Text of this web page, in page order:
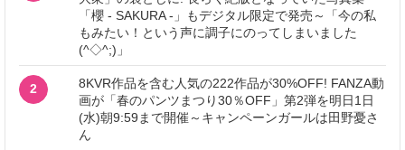
「櫻 - SAKURA -」もデジタル限定で発売～「今の私
もみたい！という声に調子にのってしまいました
(^◇^;)」
2
8KVR作品を含む人気の222作品が30%OFF! FANZA動
画が「春のパンツまつり30％OFF」第2弾を明日1日
(水)朝9:59まで開催～キャンペーンガールは田野憂さ
ん